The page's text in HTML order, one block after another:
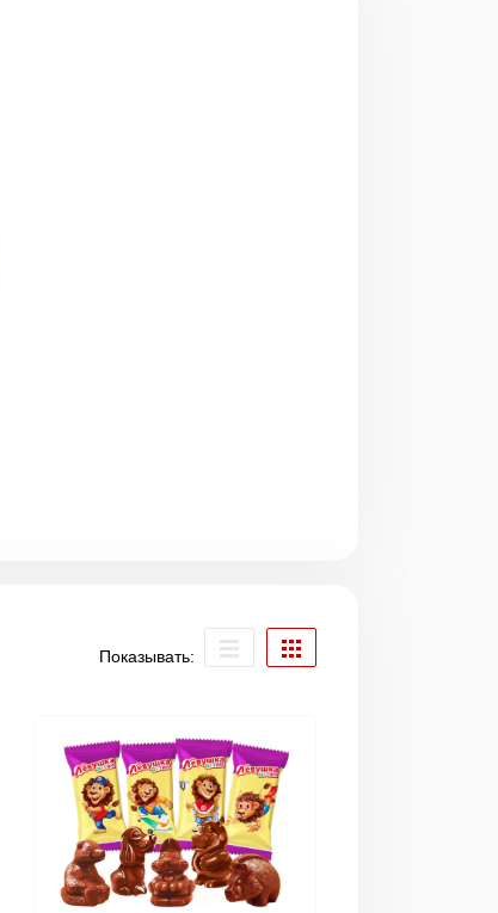
Показывать: